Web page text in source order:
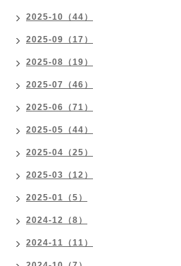
2025-10（44）
2025-09（17）
2025-08（19）
2025-07（46）
2025-06（71）
2025-05（44）
2025-04（25）
2025-03（12）
2025-01（5）
2024-12（8）
2024-11（11）